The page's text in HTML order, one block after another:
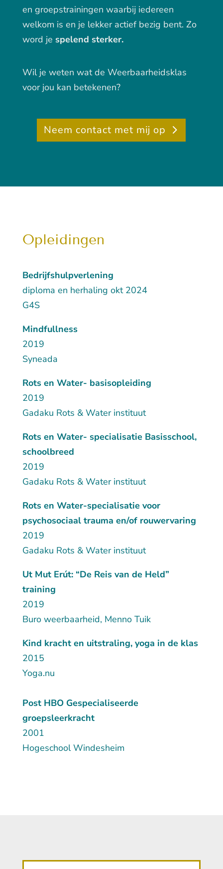
en groepstrainingen waarbij iedereen
welkom is en je lekker actief bezig bent. Zo
word je spelend sterker.
Wil je weten wat de Weerbaarheidsklas
voor jou kan betekenen?
Neem contact met mij op
Opleidingen
Bedrijfshulpverlening
diploma en herhaling okt 2024
G4S
Mindfullness
2019
Syneada
Rots en Water- basisopleiding
2019
Gadaku Rots & Water instituut
Rots en Water- specialisatie Basisschool,
schoolbreed
2019
Gadaku Rots & Water instituut
Rots en Water-specialisatie voor
psychosociaal trauma en/of rouwervaring
2019
Gadaku Rots & Water instituut
Ut Mut Erút: “De Reis van de Held”
training
2019
Buro weerbaarheid, Menno Tuik
Kind kracht en uitstraling, yoga in de klas
2015
Yoga.nu
Post HBO Gespecialiseerde
groepsleerkracht
2001
Hogeschool Windesheim